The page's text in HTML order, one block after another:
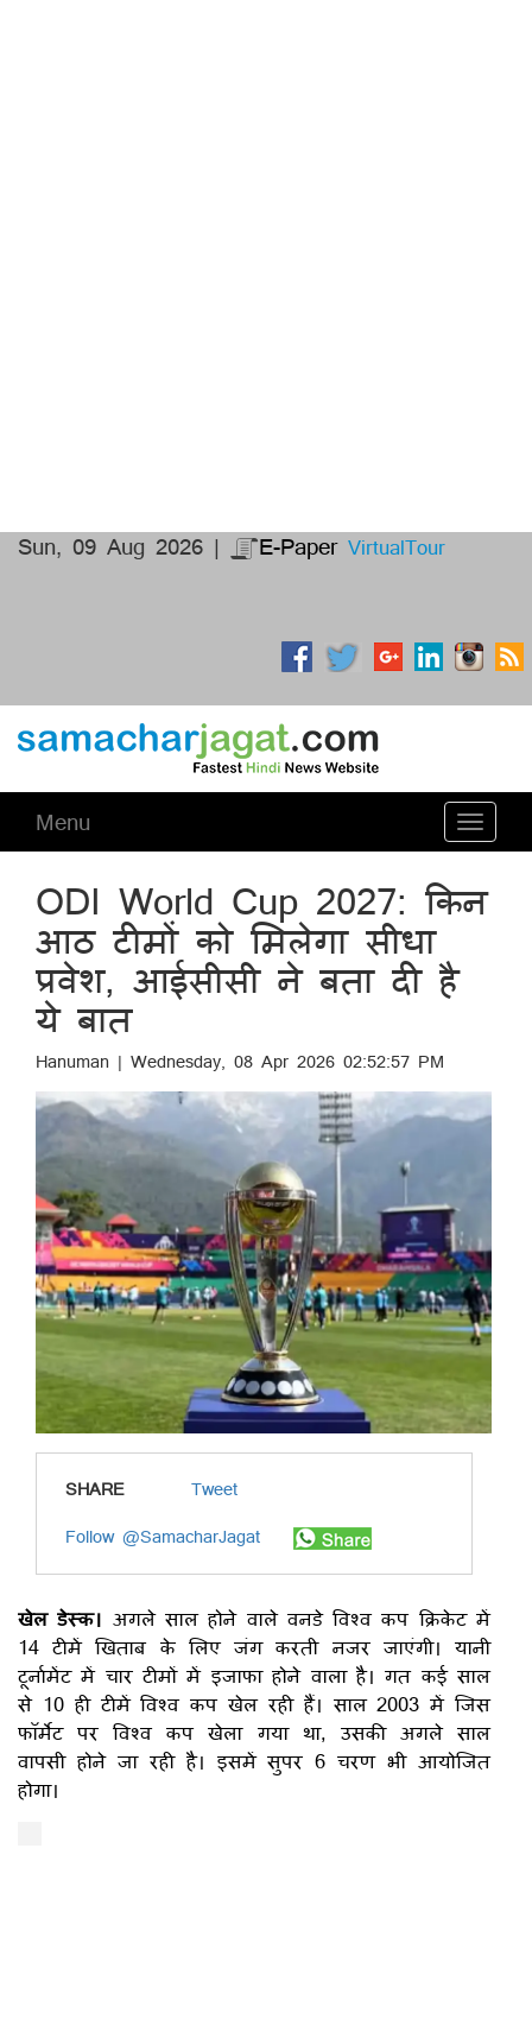
Sun, 09 Aug 2026 | E-Paper VirtualTour
Toggle
Menu
ODI World Cup 2027: किन
आठ टीमों को मिलेगा सीधा
प्रवेश, आईसीसी ने बता दी है
ये बात
Hanuman | Wednesday, 08 Apr 2026 02:52:57 PM
SHARE
Tweet
Follow @SamacharJagat
खेल डेस्क। अगले साल होने वाले वनडे विश्व कप क्रिकेट में
14 टीमें खिताब के लिए जंग करती नजर जाएंगी। यानी
टूर्नामेंट में चार टीमों में इजाफा होने वाला है। गत कई साल
से 10 ​ही टीमें विश्व कप खेल रही हैं। साल 2003 में जिस
फॉर्मेट पर विश्व कप खेला गया था, उसकी अगले साल
वापसी होने जा रही है। इसमें सुपर 6 चरण भी आयोजित
होगा।